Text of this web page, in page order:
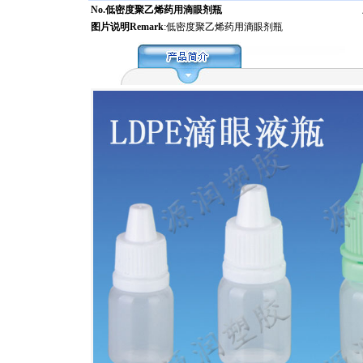
No.低密度聚乙烯药用滴眼剂瓶
图片说明Remark:低密度聚乙烯药用滴眼剂瓶